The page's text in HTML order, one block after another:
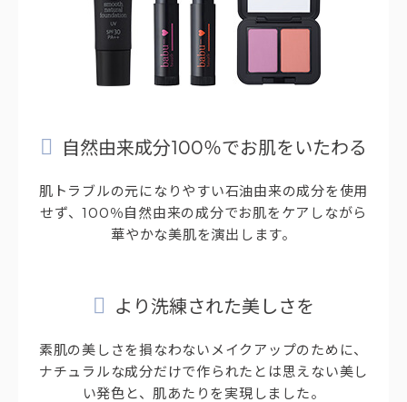
自然由来成分100％でお肌をいたわる
肌トラブルの元になりやすい石油由来の成分を使用
せず、100％自然由来の成分でお肌をケアしながら
華やかな美肌を演出します。
より洗練された美しさを
素肌の美しさを損なわないメイクアップのために、
ナチュラルな成分だけで作られたとは思えない美し
い発色と、肌あたりを実現しました。